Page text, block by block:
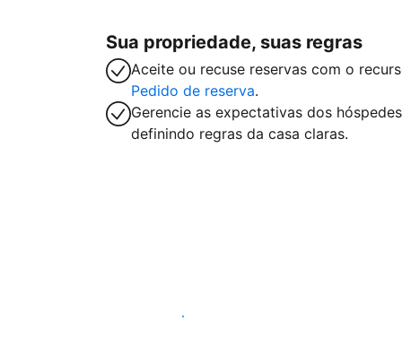
Sua propriedade, suas regras
Aceite ou recuse reservas com o
Pedido de reserva.
Gerencie as expectativas dos hóspedes
definindo regras da casa claras.
Anunciar conosco